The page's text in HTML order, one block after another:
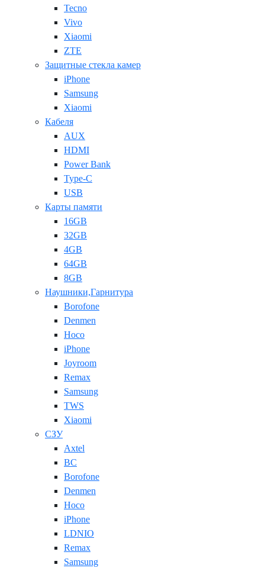
Tecno
Vivo
Xiaomi
ZTE
Защитные стекла камер
iPhone
Samsung
Xiaomi
Кабеля
AUX
HDMI
Power Bank
Type-C
USB
Карты памяти
16GB
32GB
4GB
64GB
8GB
Наушники,Гарнитура
Borofone
Denmen
Hoco
iPhone
Joyroom
Remax
Samsung
TWS
Xiaomi
СЗУ
Axtel
BC
Borofone
Denmen
Hoco
iPhone
LDNIO
Remax
Samsung